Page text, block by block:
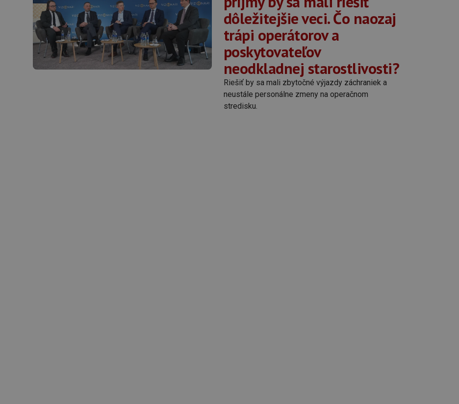
dôležitejšie veci. Čo naozaj
trápi operátorov a
poskytovateľov
neodkladnej starostlivosti?
Riešiť by sa mali zbytočné výjazdy záchraniek a
neustále personálne zmeny na operačnom
stredisku.